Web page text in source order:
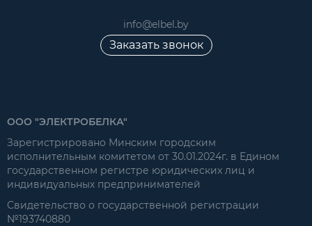
info@elbel.by
Заказать звонок
ООО "ЭЛЕКТРОБЕЛКА"
Зарегистрировано Минским городским
исполнительным комитетом от 30.01.2024г. в Едином
государственном регистре юридических лиц и
индивидуальных предпринимателей
Свидетельство о государственной регистрации
№193740880